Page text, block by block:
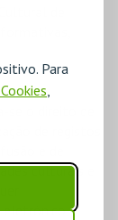
Para
,
de
o direito de
de registos
e de
culturais e
eletrónico